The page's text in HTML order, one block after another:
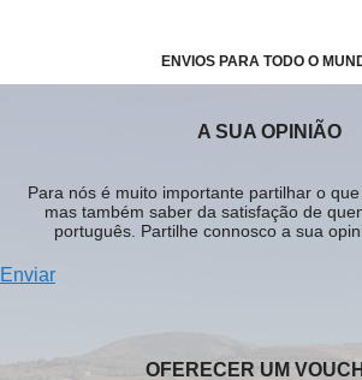
ENVIOS PARA TODO O
A SUA OPINIÃO
Para nós é muito importante partilhar o
mas também saber da satisfação de
português. Partilhe connosco a sua
Enviar
OFERECER UM